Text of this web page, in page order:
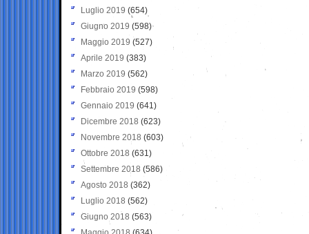
Luglio 2019 (654)
Giugno 2019 (598)
Maggio 2019 (527)
Aprile 2019 (383)
Marzo 2019 (562)
Febbraio 2019 (598)
Gennaio 2019 (641)
Dicembre 2018 (623)
Novembre 2018 (603)
Ottobre 2018 (631)
Settembre 2018 (586)
Agosto 2018 (362)
Luglio 2018 (562)
Giugno 2018 (563)